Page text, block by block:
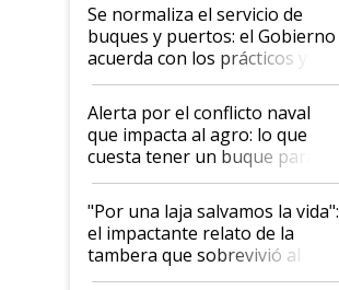
Se normaliza el servicio de
buques y puertos: el Gobierno
acuerda con los prácticos y
suspende el decreto de
desregulación
Alerta por el conflicto naval
que impacta al agro: lo que
cuesta tener un buque parado
y el peligro de que Argentina
pase a ser "país sucio"
"Por una laja salvamos la vida":
el impactante relato de la
tambera que sobrevivió al
tornado